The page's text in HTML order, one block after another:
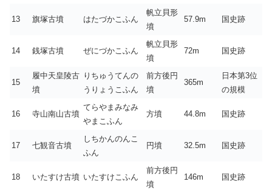
13 旗塚古墳 はたづかこふん
帆立貝形
墳
57.9m 国史跡
14 銭塚古墳 ぜにづかこふん
帆立貝形
墳
72m 国史跡
15
履中天皇陵古
墳
りちゅうてんの
うりょうこふん
前方後円
墳
365m
日本第3位
の規模
16 寺山南山古墳
てらやまみなみ
やまこふん
方墳 44.8m 国史跡
17 七観音古墳
しちかんのんこ
ふん
円墳 32.5m 国史跡
18 いたすけ古墳 いたすけこふん
前方後円
墳
146m 国史跡